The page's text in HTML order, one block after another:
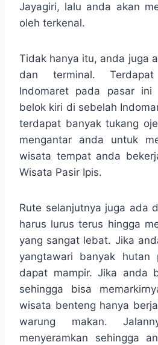
Jayagiri, lalu anda akan
oleh terkenal.
Tidak hanya itu, anda juga
dan terminal.
Indomaret pada pasar
belok kiri di sebelah
terdapat banyak tukang
mengantar anda untuk
wisata tempat anda
Wisata Pasir Ipis.
Rute selanjutnya juga ada
harus lurus terus hingga
yang sangat lebat. Jika
yangtawari banyak hutan
dapat mampir. Jika anda
sehingga bisa
wisata benteng hanya
warung makan.
menyeramkan sehingga